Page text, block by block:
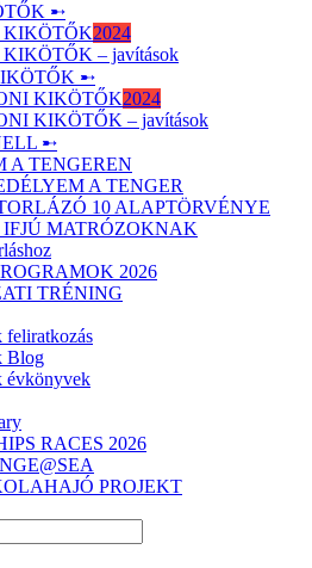
➸
2024
– javítások
➸
KIKÖTŐK2024
KIKÖTŐK – javítások
➸
A TENGEREN
A TENGER
10 ALAPTÖRVÉNYE
MATRÓZOKNAK
2026
TRÉNING
feliratkozás
Blog
évkönyvek
RACES 2026
PROJEKT